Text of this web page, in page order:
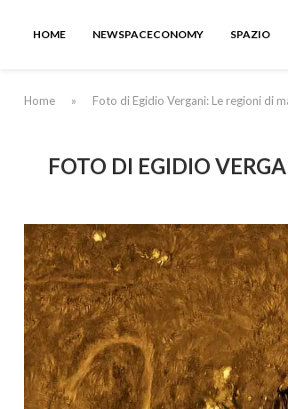
HOME NEWSPACECONOMY SPAZIO
Home » Foto di Egidio Vergani: Le regioni di
FOTO DI EGIDIO